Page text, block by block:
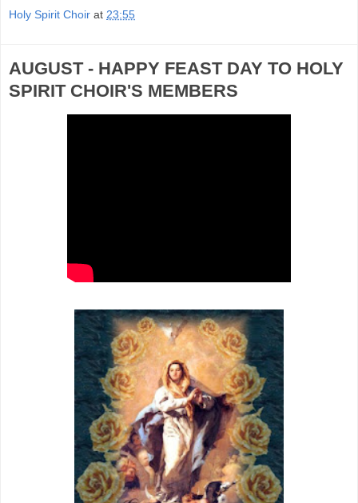
Holy Spirit Choir at 23:55
AUGUST - HAPPY FEAST DAY TO HOLY
SPIRIT CHOIR'S MEMBERS